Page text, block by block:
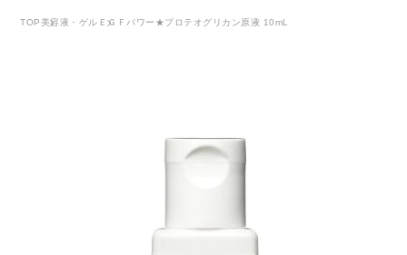
TOP 美容液・ゲル ＥＧＦパワー★プロテオグリカン原液 10mL